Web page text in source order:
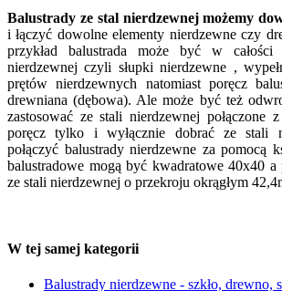
Balustrady ze stal nierdzewnej możemy
i łączyć dowolne elementy nierdzewne czy
przykład balustrada może być w
nierdzewnej czyli słupki nierdzewne ,
prętów nierdzewnych natomiast poręcz
drewniana (dębowa). Ale może być też
zastosować ze stali nierdzewnej połączone
poręcz tylko i wyłącznie dobrać ze stali
połączyć balustrady nierdzewne za pomocą
balustradowe mogą być kwadratowe 40x40 a
ze stali nierdzewnej o przekroju okrągłym
W tej samej kategorii
Balustrady nierdzewne - szkło, drewno,